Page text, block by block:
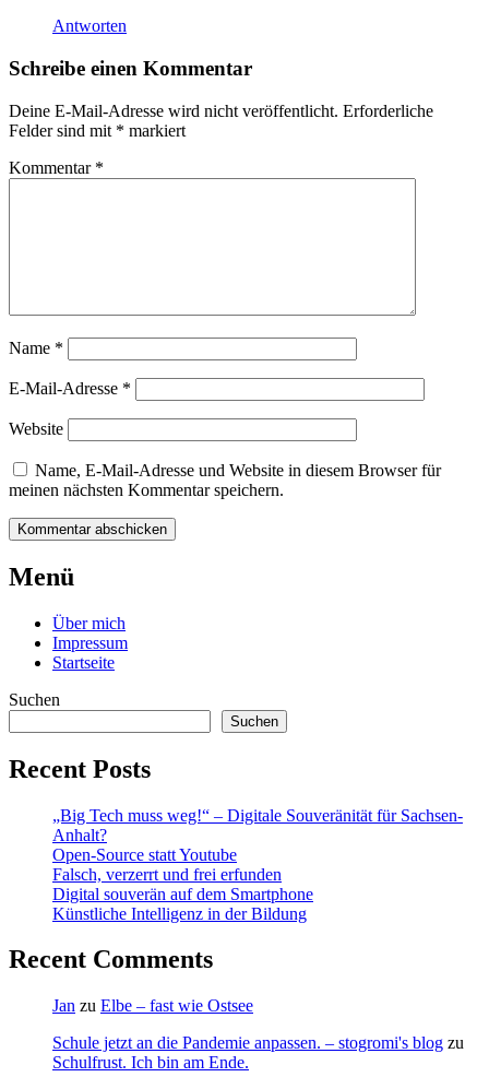
Antworten
Schreibe einen Kommentar
Deine E-Mail-Adresse wird nicht veröffentlicht. Erforderliche
Felder sind mit * markiert
Kommentar *
Name *
E-Mail-Adresse *
Website
Name, E-Mail-Adresse und Website in diesem Browser für
meinen nächsten Kommentar speichern.
Beitrags-
←Schreibblockade
eines
Kirche,
Filterblasen
→
Menü
Über mich
Impressum
Startseite
Suchen
Suchen
Recent Posts
„Big Tech muss weg!“ – Digitale Souveränität für Sachsen-
Anhalt?
Open-Source statt Youtube
Falsch, verzerrt und frei erfunden
Digital souverän auf dem Smartphone
Künstliche Intelligenz in der Bildung
Recent Comments
Jan zu Elbe – fast wie Ostsee
Schule jetzt an die Pandemie anpassen. – stogromi's blog zu
Schulfrust. Ich bin am Ende.